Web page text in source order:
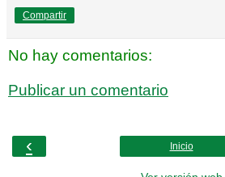
Compartir
No hay comentarios:
Publicar un comentario
‹ Inicio